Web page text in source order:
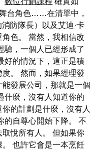
台角色……在清單中，
防隊長）以及艾迪·卡
色。 當然，我相信改
驗，一個人已經形成了
好的情況下，這正是積
。 然而，如果經理發
發展公司，那就是一個
什麼，沒有人知道你的
的計劃是什麼，沒有人
的自尊心開始下降。 不
悅所有人。 但如果你
也許它會是一本烹飪